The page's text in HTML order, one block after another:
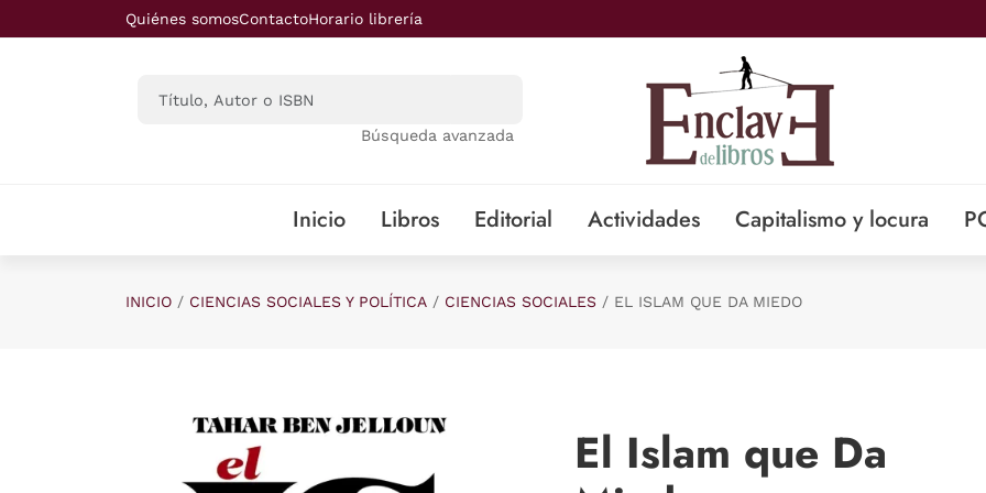
Saltar al contenido principal
Quiénes somosContactoHorario librería
Búsqueda avanzada
Inicio Libros Editorial Actividades Capitalismo y locura
INICIO CIENCIAS SOCIALES Y POLÍTICA CIENCIAS SOCIALES EL ISLAM QUE DA MIEDO
El Islam que Da